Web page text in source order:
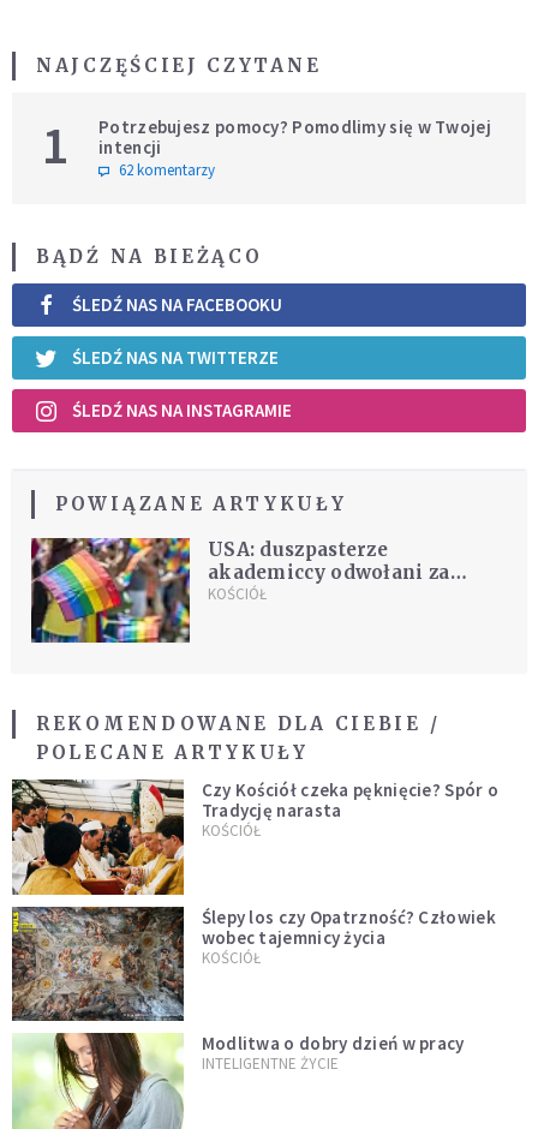
NAJCZĘŚCIEJ CZYTANE
1
Potrzebujesz pomocy? Pomodlimy się w Twojej
intencji
62 komentarzy
BĄDŹ NA BIEŻĄCO
ŚLEDŹ NAS NA FACEBOOKU
ŚLEDŹ NAS NA TWITTERZE
ŚLEDŹ NAS NA INSTAGRAMIE
POWIĄZANE ARTYKUŁY
USA: duszpasterze
akademiccy odwołani za
popieranie LGBTQ
KOŚCIÓŁ
REKOMENDOWANE DLA CIEBIE /
POLECANE ARTYKUŁY
Czy Kościół czeka pęknięcie? Spór o
Tradycję narasta
KOŚCIÓŁ
Ślepy los czy Opatrzność? Człowiek
wobec tajemnicy życia
KOŚCIÓŁ
Modlitwa o dobry dzień w pracy
INTELIGENTNE ŻYCIE